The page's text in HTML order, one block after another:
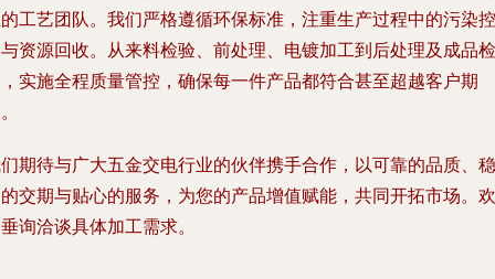
工艺团队。我们严格遵循环保标准，注重生产过程中的污染控
资源回收。从来料检验、前处理、电镀加工到后处理及成品检
实施全程质量管控，确保每一件产品都符合甚至超越客户期
期待与广大五金交电行业的伙伴携手合作，以可靠的品质、稳
交期与贴心的服务，为您的产品增值赋能，共同开拓市场。欢
询洽谈具体加工需求。